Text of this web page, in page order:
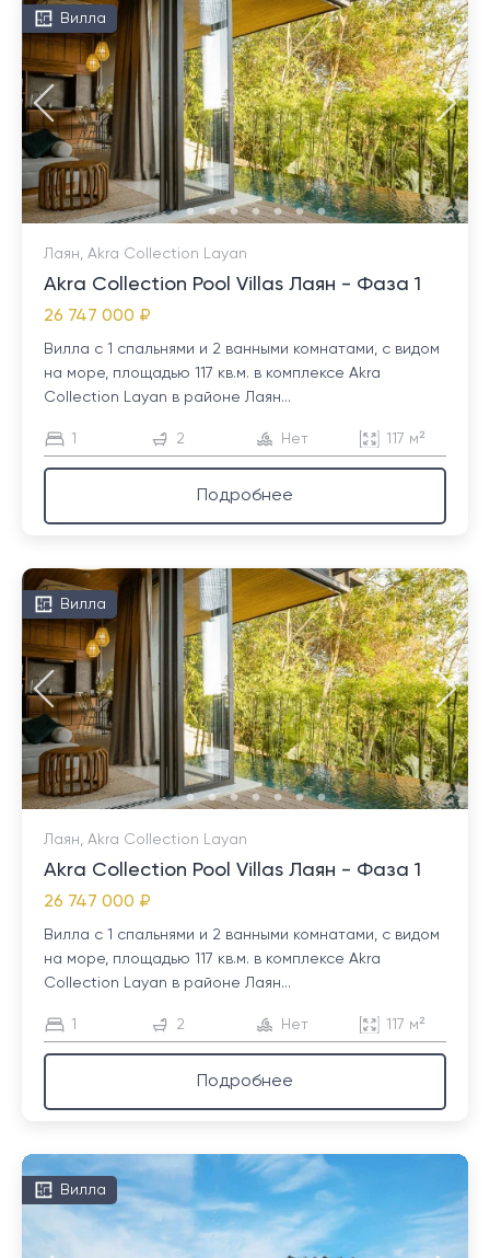
Вилла
Лаян, Akra Collection Layan
Akra Collection Pool Villas Лаян - Фаза 1
26 747 000 ₽
Вилла с 1 спальнями и 2 ванными комнатами, с видом
на море, площадью 117 кв.м. в комплексе Akra
Collection Layan в районе Лаян...
1 2 Нет 117 м²
Подробнее
Вилла
Лаян, Akra Collection Layan
Akra Collection Pool Villas Лаян - Фаза 1
26 747 000 ₽
Вилла с 1 спальнями и 2 ванными комнатами, с видом
на море, площадью 117 кв.м. в комплексе Akra
Collection Layan в районе Лаян...
1 2 Нет 117 м²
Подробнее
Вилла